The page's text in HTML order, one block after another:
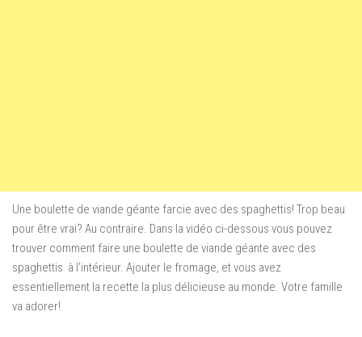
Une boulette de viande géante farcie avec des spaghettis! Trop beau
pour être vrai? Au contraire. Dans la vidéo ci-dessous vous pouvez
trouver comment faire une boulette de viande géante avec des
spaghettis à l’intérieur. Ajouter le fromage, et vous avez
essentiellement la recette la plus délicieuse au monde. Votre famille
va adorer!